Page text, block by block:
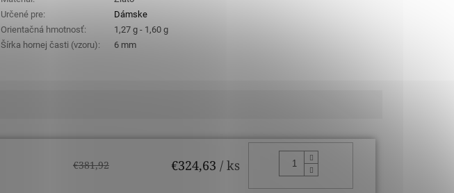
Určené pre:
Dámske
Orientačná hmotnosť:
1,27 g - 1,60 g
Šírka hornej časti (vzoru): 6 mm
€381,92 €324,63 / ks